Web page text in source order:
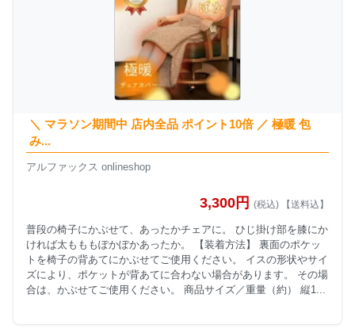
＼ マラソン期間中 店内全品 ポイント10倍 ／ 極暖 包
み...
アルファックス onlineshop
3,300円 (税込) 【送料込】
普段の椅子にかぶせて、あったかチェアに。 ひじ掛け部を膝にか
ければ太もももぽかぽかあったか。 【装着方法】 裏面のポケッ
トを椅子の背あてにかぶせてご使用ください。 イスの形状やサイ
ズにより、ポケットが背あてに合わない場合があります。 その場
合は、かぶせてご使用ください。 商品サイズ／重量（約） 縦1...